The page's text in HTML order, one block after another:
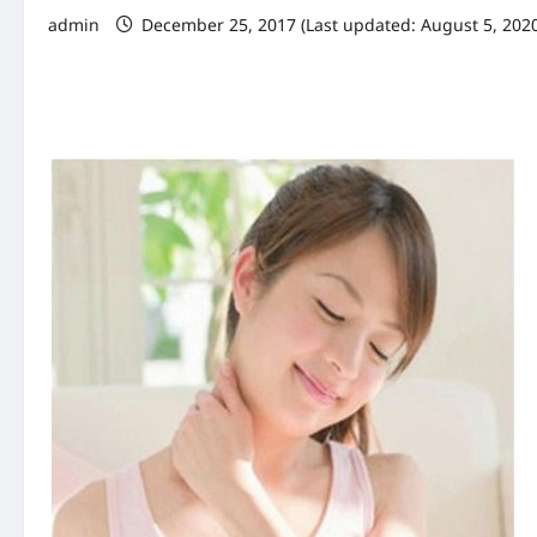
admin December 25, 2017 (Last updated: August 5,